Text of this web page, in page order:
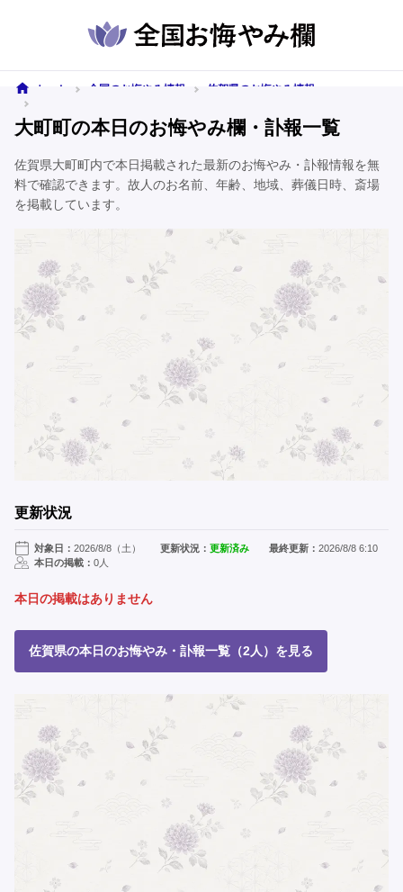
ホーム 全国のお悔やみ情報
佐賀県のお悔やみ情報
大町町の本日のお悔やみ欄・訃報一覧
佐賀県大町町内で本日掲載された最新のお悔やみ・訃報情報を無
料で確認できます。故人のお名前、年齢、地域、葬儀日時、斎場
を掲載しています。
更新状況
対象日： 2026/8/8（土） 更新状況：更新済み 最終更新： 2026/8/8 6:10
本日の掲載： 0人
本日の掲載はありません
佐賀県の本日のお悔やみ・訃報一覧（2人）を見る